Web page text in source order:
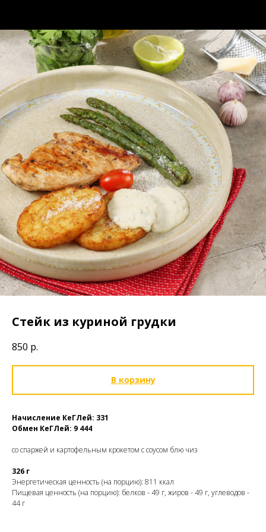
Стейк из куриной грудки
850 р.
В корзину
Начисление КеГЛей: 331
Обмен КеГЛей: 9 444
со спаржей и картофельным крокетом с соусом блю чиз
326 г
Энергетическая ценность (на порцию): 811 ккал
Пищевая ценность (на порцию): белков - 49 г, жиров - 49 г, углеводов -
44 г